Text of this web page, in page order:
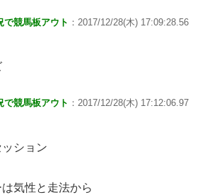
で競馬板アウト ：2017/12/28(木) 17:09:28.56
で競馬板アウト ：2017/12/28(木) 17:12:06.97
ション
気性と走法から